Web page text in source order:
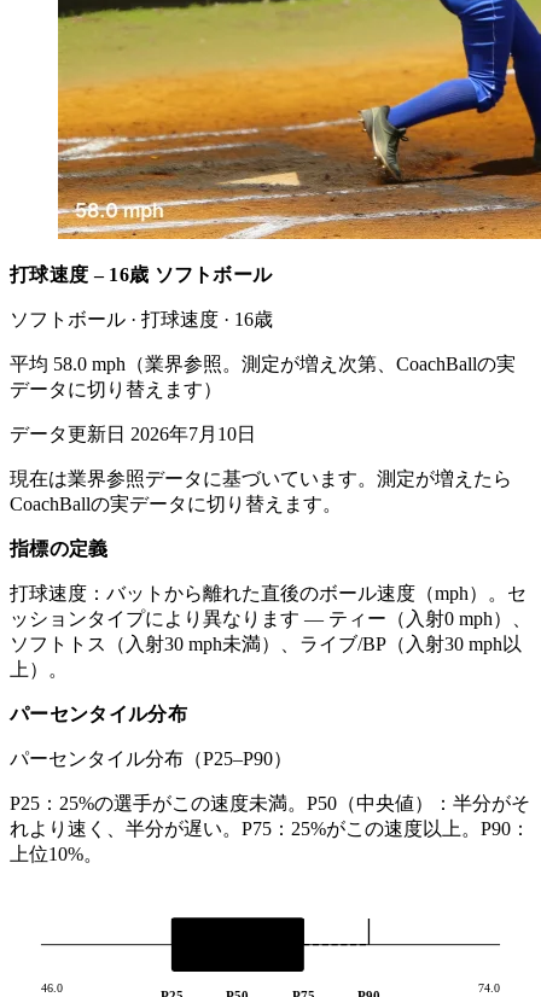
打球速度 – 16歳 ソフトボール
ソフトボール · 打球速度 · 16歳
平均 58.0 mph（業界参照。測定が増え次第、CoachBallの実
データに切り替えます）
データ更新日 2026年7月10日
現在は業界参照データに基づいています。測定が増えたら
CoachBallの実データに切り替えます。
指標の定義
打球速度：バットから離れた直後のボール速度（mph）。セ
ッションタイプにより異なります — ティー（入射0 mph）、
ソフトトス（入射30 mph未満）、ライブ/BP（入射30 mph以
上）。
パーセンタイル分布
パーセンタイル分布（P25–P90）
P25：25%の選手がこの速度未満。P50（中央値）：半分がそ
れより速く、半分が遅い。P75：25%がこの速度以上。P90：
上位10%。
46.0 74.0